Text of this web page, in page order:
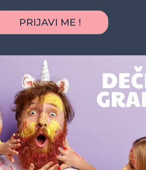
Ana S. majka
PRIJAVI ME !